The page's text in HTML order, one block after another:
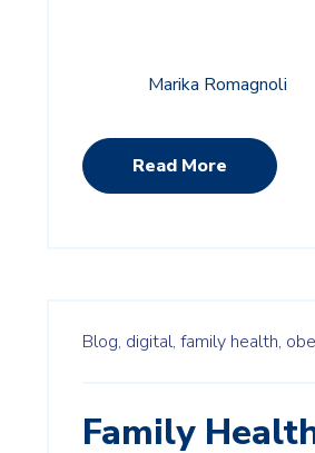
Marika Romagnoli
Read More
Blog, digital, family health,
Family